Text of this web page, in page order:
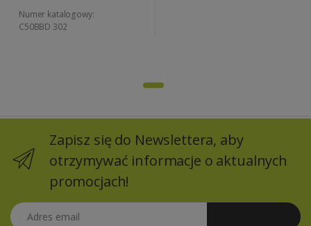
Numer katalogowy:
C50BBD 302
Zapisz się do Newslettera, aby
otrzymywać informacje o aktualnych
promocjach!
Adres email